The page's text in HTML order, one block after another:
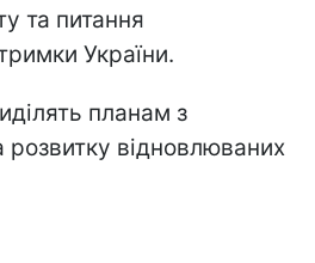
та питання
України.
планам з
розвитку відновлюваних